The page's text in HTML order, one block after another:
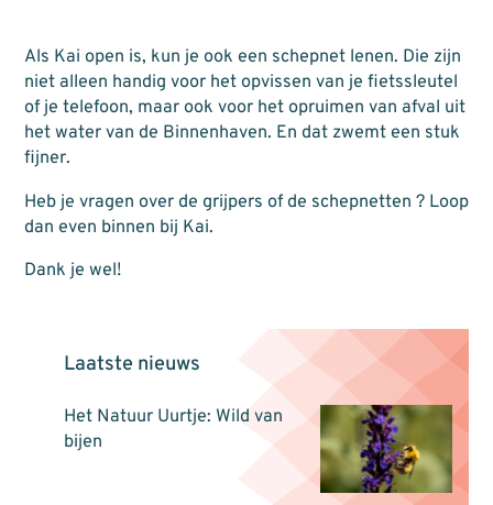
Als Kai open is, kun je ook een schepnet lenen. Die zijn
niet alleen handig voor het opvissen van je fietssleutel
of je telefoon, maar ook voor het opruimen van afval uit
het water van de Binnenhaven. En dat zwemt een stuk
fijner.
Heb je vragen over de grijpers of de schepnetten ? Loop
dan even binnen bij Kai.
Dank je wel!
Laatste nieuws
Het Natuur Uurtje: Wild van
bijen